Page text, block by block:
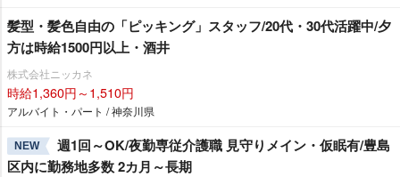
髪型・髪色自由の「ピッキング」スタッフ/20代・30代活躍中/夕
方は時給1500円以上・酒井
株式会社ニッカネ
時給1,360円～1,510円
アルバイト・パート / 神奈川県
NEW
週1回～OK/夜勤専従介護職 見守りメイン・仮眠有/豊島
区内に勤務地多数 2カ月～長期